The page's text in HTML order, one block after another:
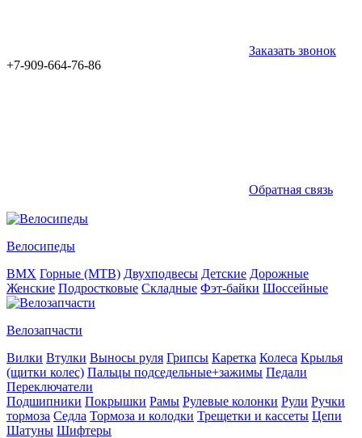
Заказать звонок
+7-909-664-76-86
Обратная связь
Велосипеды
BMX Горные (MTB) Двухподвесы Детские Дорожные
Женские Подростковые Складные Фэт-байки Шоссейные
Велозапчасти
Вилки Втулки Выносы руля Грипсы Каретка Колеса Крылья
(щитки колес) Пальцы подседельные+зажимы Педали
Переключатели
Подшипники Покрышки Рамы Рулевые колонки Рули Ручки
тормоза Седла Тормоза и колодки Трещетки и кассеты Цепи
Шатуны Шифтеры